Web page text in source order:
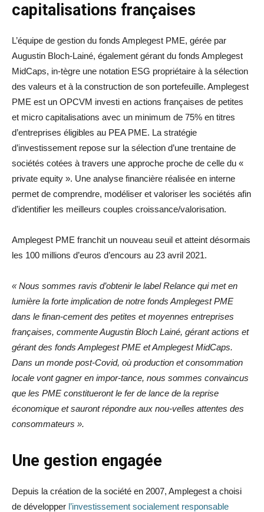
capitalisations françaises
L’équipe de gestion du fonds Amplegest PME, gérée par
Augustin Bloch-Lainé, également gérant du fonds Amplegest
MidCaps, in-tègre une notation ESG propriétaire à la sélection
des valeurs et à la construction de son portefeuille. Amplegest
PME est un OPCVM investi en actions françaises de petites
et micro capitalisations avec un minimum de 75% en titres
d’entreprises éligibles au PEA PME. La stratégie
d’investissement repose sur la sélection d’une trentaine de
sociétés cotées à travers une approche proche de celle du «
private equity ». Une analyse financière réalisée en interne
permet de comprendre, modéliser et valoriser les sociétés afin
d’identifier les meilleurs couples croissance/valorisation.
Amplegest PME franchit un nouveau seuil et atteint désormais
les 100 millions d’euros d’encours au 23 avril 2021.
« Nous sommes ravis d’obtenir le label Relance qui met en
lumière la forte implication de notre fonds Amplegest PME
dans le finan-cement des petites et moyennes entreprises
françaises, commente Augustin Bloch Lainé, gérant actions et
gérant des fonds Amplegest PME et Amplegest MidCaps.
Dans un monde post-Covid, où production et consommation
locale vont gagner en impor-tance, nous sommes convaincus
que les PME constitueront le fer de lance de la reprise
économique et sauront répondre aux nou-velles attentes des
consommateurs ».
Une gestion engagée
Depuis la création de la société en 2007, Amplegest a choisi
de développer l’investissement socialement responsable